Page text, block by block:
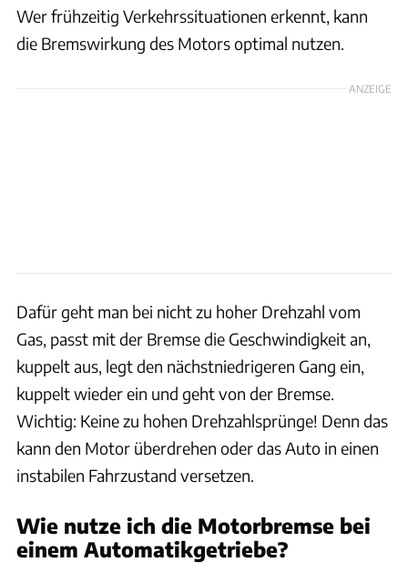
Wer frühzeitig Verkehrssituationen erkennt, kann
die Bremswirkung des Motors optimal nutzen.
ANZEIGE
Dafür geht man bei nicht zu hoher Drehzahl vom
Gas, passt mit der Bremse die Geschwindigkeit an,
kuppelt aus, legt den nächstniedrigeren Gang ein,
kuppelt wieder ein und geht von der Bremse.
Wichtig: Keine zu hohen Drehzahlsprünge! Denn das
kann den Motor überdrehen oder das Auto in einen
instabilen Fahrzustand versetzen.
Wie nutze ich die Motorbremse bei
einem Automatikgetriebe?